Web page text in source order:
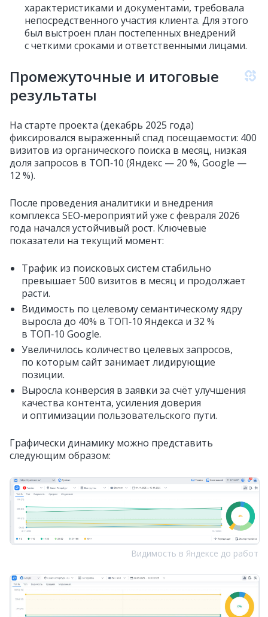
характеристиками и документами, требовала
непосредственного участия клиента. Для этого
был выстроен план постепенных внедрений
с четкими сроками и ответственными лицами.
Промежуточные и итоговые
результаты
На старте проекта (декабрь 2025 года)
фиксировался выраженный спад посещаемости: 400
визитов из органического поиска в месяц, низкая
доля запросов в ТОП‑10 (Яндекс — 20 %, Google —
12 %).
После проведения аналитики и внедрения
комплекса SEO‑мероприятий уже с февраля 2026
года начался устойчивый рост. Ключевые
показатели на текущий момент:
Трафик из поисковых систем стабильно
превышает 500 визитов в месяц и продолжает
расти.
Видимость по целевому семантическому ядру
выросла до 40% в ТОП‑10 Яндекса и 32 %
в ТОП‑10 Google.
Увеличилось количество целевых запросов,
по которым сайт занимает лидирующие
позиции.
Выросла конверсия в заявки за счёт улучшения
качества контента, усиления доверия
и оптимизации пользовательского пути.
Графически динамику можно представить
следующим образом:
Видимость в Яндексе до работ